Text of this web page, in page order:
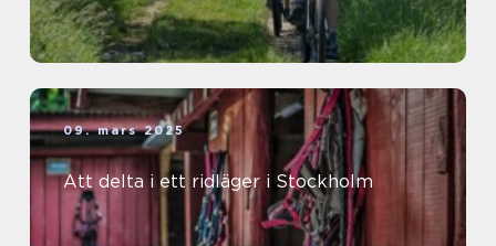
09. mars 2025
Att delta i ett ridläger i Stockholm